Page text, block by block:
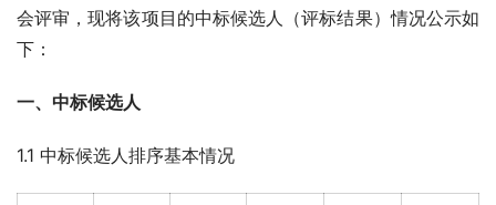
会评审，现将该项目的中标候选人（评标结果）情况公示如
下：
一、中标候选人
1.1 中标候选人排序基本情况